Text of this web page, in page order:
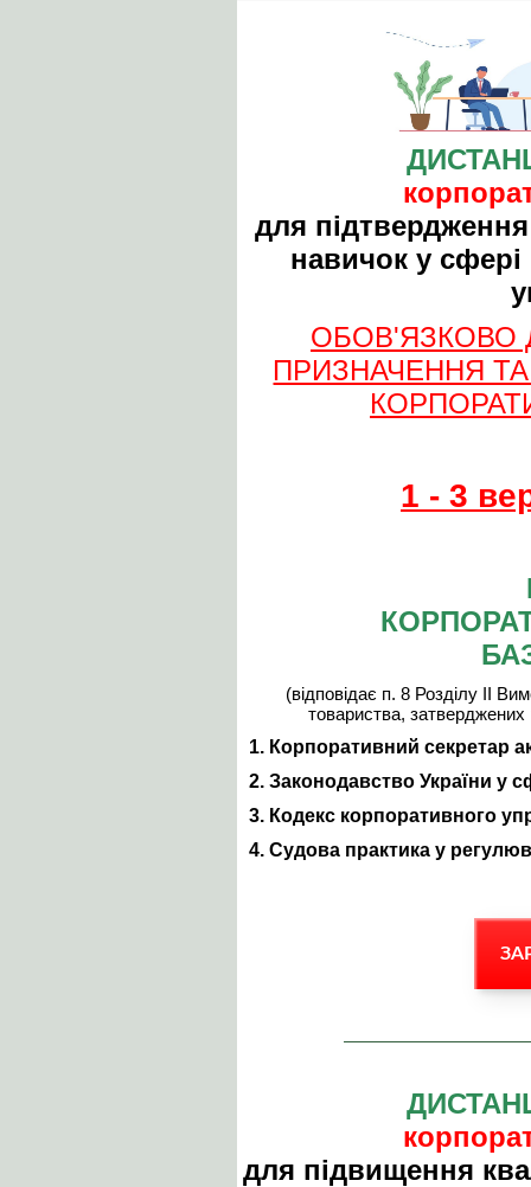
для
навичок у
ОБОВ'ЯЗКОВО
ПРИЗНАЧЕННЯ
1 - 3
(відповідає п. 8 Розділу ІІ
товариства,
1. Корпоративний секретар
2. Законодавство України у
3. Кодекс корпоративного
4. Судова практика у
для підвищення